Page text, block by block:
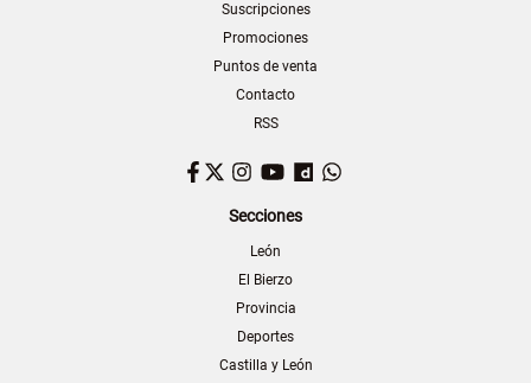
Suscripciones
Promociones
Puntos de venta
Contacto
RSS
Facebook
TwitterInstagram
YouTubeDailymotion
Secciones
León
El Bierzo
Provincia
Deportes
Castilla y León